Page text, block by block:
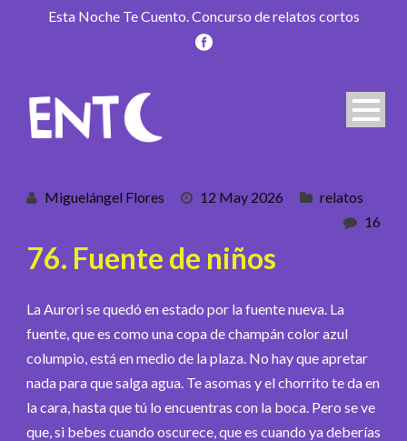
Esta Noche Te Cuento. Concurso de relatos cortos
Miguelángel Flores 12 May 2026
relatos
16
76. Fuente de niños
La Aurori se quedó en estado por la fuente nueva. La
fuente, que es como una copa de champán color azul
columpio, está en medio de la plaza. No hay que apretar
nada para que salga agua. Te asomas y el chorrito te da en
la cara, hasta que tú lo encuentras con la boca. Pero se ve
que, si bebes cuando oscurece, que es cuando ya deberías